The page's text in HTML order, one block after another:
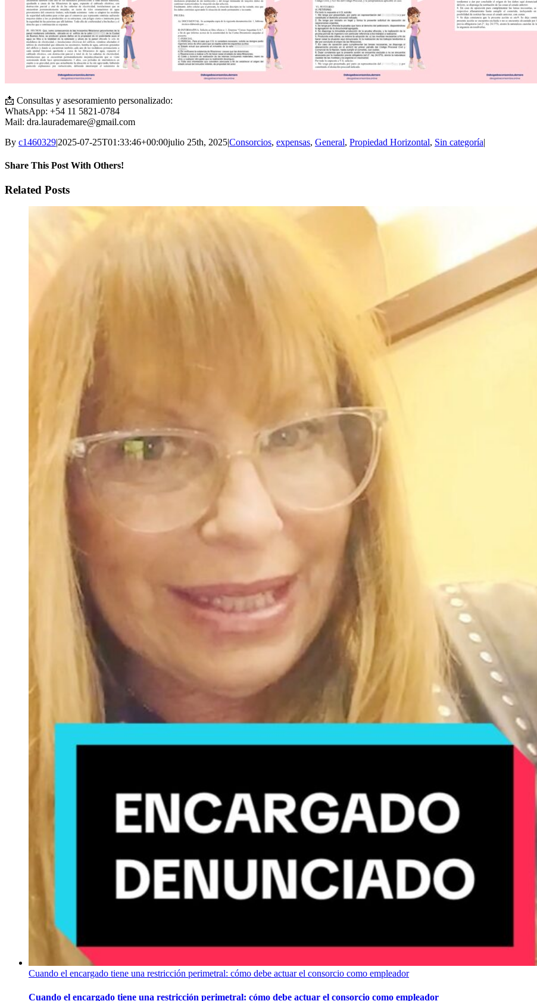
📩 Consultas y asesoramiento personalizado:
WhatsApp: +54 11 5821-0784
Mail: dra.laurademare@gmail.com
By c1460329|2025-07-25T01:33:46+00:00julio 25th, 2025|Consorcios, expensas, General, Propiedad Horizontal, Sin categoría|
Share This Post With Others!
Facebook
Twitter
LinkedIn
Whatsapp
Pinterest
Email
Related Posts
Cuando el encargado tiene una restricción perimetral: cómo debe actuar el consorcio como empleador
Cuando el encargado tiene una restricción perimetral: cómo debe actuar el consorcio como empleador